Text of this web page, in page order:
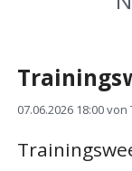
07.06.2026 18:00von